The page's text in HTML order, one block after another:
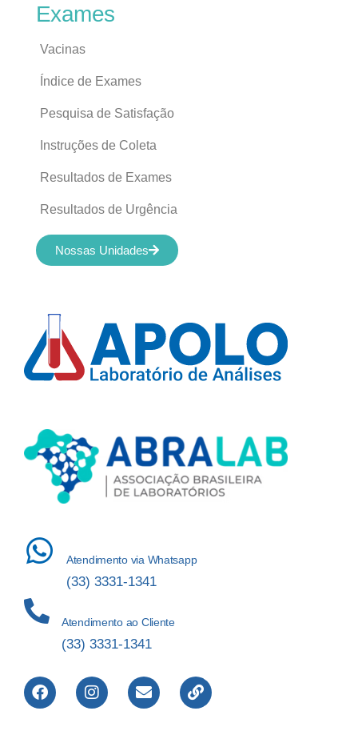
Atendimento via Whatsapp
(33) 3331-1341
Atendimento ao Cliente
(33) 3331-1341
Exames
Vacinas
Índice de Exames
Pesquisa de Satisfação
Instruções de Coleta
Resultados de Exames
Resultados de Urgência
Nossas Unidades